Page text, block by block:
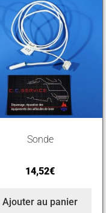
Sonde
14,52€
Ajouter au panier